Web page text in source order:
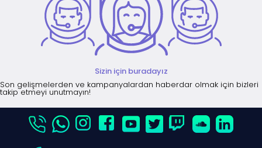
Sizin için buradayız
Son gelişmelerden ve kampanyalardan haberdar olmak için bizleri
takip etmeyi unutmayın!